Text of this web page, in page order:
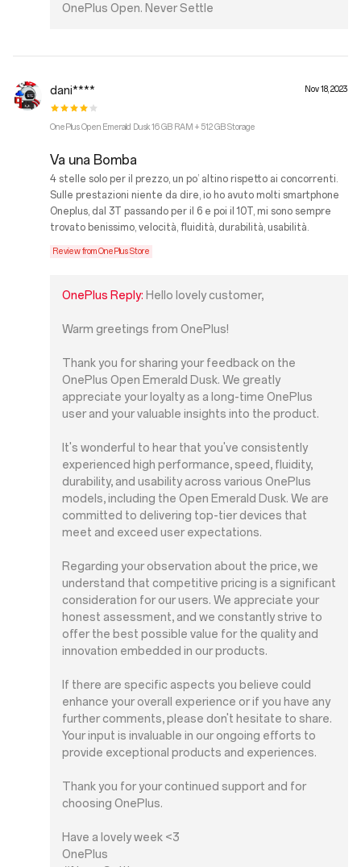
OnePlus Open. Never Settle
dani**** Nov 18, 2023
OnePlus Open Emerald Dusk 16 GB RAM + 512 GB Storage
Va una Bomba
4 stelle solo per il prezzo, un po’ altino rispetto ai concorrenti.
Sulle prestazioni niente da dire, io ho avuto molti smartphone
Oneplus, dal 3T passando per il 6 e poi il 10T, mi sono sempre
trovato benissimo, velocità, fluidità, durabilità, usabilità.
Review from OnePlus Store
OnePlus Reply: Hello lovely customer,
Warm greetings from OnePlus!
Thank you for sharing your feedback on the
OnePlus Open Emerald Dusk. We greatly
appreciate your loyalty as a long-time OnePlus
user and your valuable insights into the product.
It's wonderful to hear that you've consistently
experienced high performance, speed, fluidity,
durability, and usability across various OnePlus
models, including the Open Emerald Dusk. We are
committed to delivering top-tier devices that
meet and exceed user expectations.
Regarding your observation about the price, we
understand that competitive pricing is a significant
consideration for our users. We appreciate your
honest assessment, and we constantly strive to
offer the best possible value for the quality and
innovation embedded in our products.
If there are specific aspects you believe could
enhance your overall experience or if you have any
further comments, please don't hesitate to share.
Your input is invaluable in our ongoing efforts to
provide exceptional products and experiences.
Thank you for your continued support and for
choosing OnePlus.
Have a lovely week <3
OnePlus